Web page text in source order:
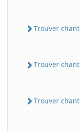
Trouver
Trouver
Trouver